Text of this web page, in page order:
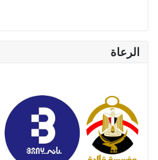
الرعاة